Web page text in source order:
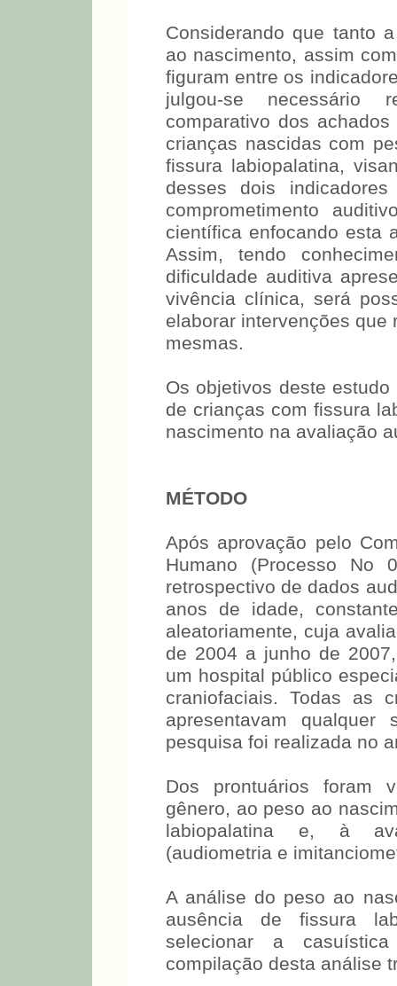
Considerando que tanto
ao nascimento, assim
figuram entre os
julgou-se necessário
comparativo dos
crianças nascidas com
fissura labiopalatina,
desses dois
comprometimento
científica enfocando esta
Assim, tendo
dificuldade auditiva
vivência clínica, será
elaborar intervenções
mesmas.
Os objetivos deste
de crianças com fissura
nascimento na avaliação
MÉTODO
Após aprovação pelo
Humano (Processo No
retrospectivo de dados
anos de idade,
aleatoriamente, cuja
de 2004 a junho de
um hospital público
craniofaciais. Todas as
apresentavam qualquer
pesquisa foi realizada no
Dos prontuários foram
gênero, ao peso ao
labiopalatina e, à
(audiometria e
A análise do peso ao
ausência de fissura
selecionar a
compilação desta análise